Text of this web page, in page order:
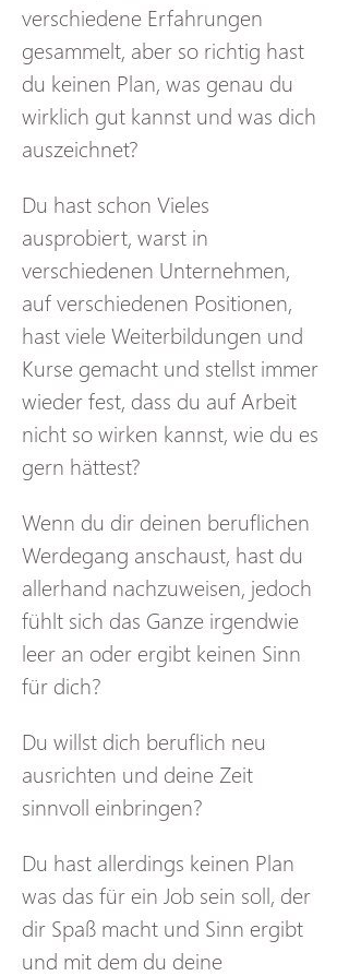
verschiedene Erfahrungen
gesammelt, aber so richtig hast
du keinen Plan, was genau du
wirklich gut kannst und was dich
auszeichnet?
Du hast schon Vieles
ausprobiert, warst in
verschiedenen Unternehmen,
auf verschiedenen Positionen,
hast viele Weiterbildungen und
Kurse gemacht und stellst immer
wieder fest, dass du auf Arbeit
nicht so wirken kannst, wie du es
gern hättest?
Wenn du dir deinen beruflichen
Werdegang anschaust, hast du
allerhand nachzuweisen, jedoch
fühlt sich das Ganze irgendwie
leer an oder ergibt keinen Sinn
für dich?
Du willst dich beruflich neu
ausrichten und deine Zeit
sinnvoll einbringen?
Du hast allerdings keinen Plan
was das für ein Job sein soll, der
dir Spaß macht und Sinn ergibt
und mit dem du deine